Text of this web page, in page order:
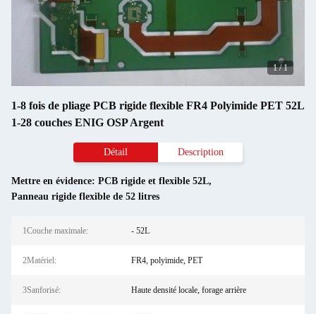
1/1
1-8 fois de pliage PCB rigide flexible FR4 Polyimide PET 52L
1-28 couches ENIG OSP Argent
Détail Description
Mettre en évidence: PCB rigide et flexible 52L,
Panneau rigide flexible de 52 litres
1Couche maximale: - 52L
2Matériel: FR4, polyimide, PET
3Sanforisé: Haute densité locale, forage arrière